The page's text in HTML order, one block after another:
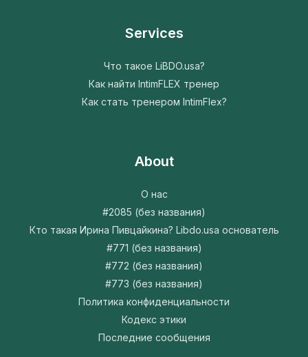
Services
Что такое LiBDO.usa?
Как найти IntimFLEX тренер
Как стать тренером IntimFlex?
About
О нас
#2085 (без названия)
Кто такая Ирина Пивцайкина? Libdo.usa основатель
#771 (без названия)
#772 (без названия)
#773 (без названия)
Политика конфиденциальности
Кодекс этики
Последние сообщения